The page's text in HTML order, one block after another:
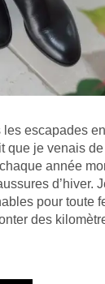
les escapades
que je venais
année
d’hiver.
pour toute
des